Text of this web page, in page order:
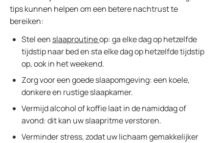
tips kunnen helpen om een betere nachtrust te
bereiken:
Stel een slaaproutineop: ga elke dag op hetzelfde
tijdstip naar bed en sta elke dag op hetzelfde tijdstip
op, ook in het weekend.
Zorg voor een goede slaapomgeving: een koele,
donkere en rustige slaapkamer.
Vermijd alcohol of koffie laat in de namiddag of
avond: dit kan uw slaapritme verstoren.
Verminder stress, zodat uw lichaam gemakkelijker